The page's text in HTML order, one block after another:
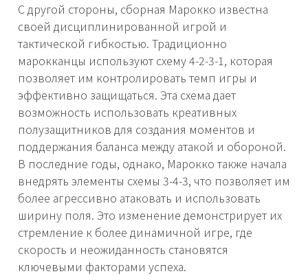
С другой стороны, сборная Марокко известна
своей дисциплинированной игрой и
тактической гибкостью. Традиционно
марокканцы используют схему 4-2-3-1, которая
позволяет им контролировать темп игры и
эффективно защищаться. Эта схема дает
возможность использовать креативных
полузащитников для создания моментов и
поддержания баланса между атакой и обороной.
В последние годы, однако, Марокко также начала
внедрять элементы схемы 3-4-3, что позволяет им
более агрессивно атаковать и использовать
ширину поля. Это изменение демонстрирует их
стремление к более динамичной игре, где
скорость и неожиданность становятся
ключевыми факторами успеха.